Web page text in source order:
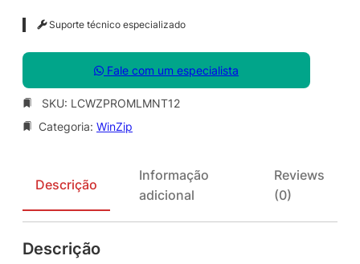
Suporte técnico especializado
Fale com um especialista
SKU: LCWZPROMLMNT12
Categoria: WinZip
Descrição
Informação
adicional
Reviews
(0)
Descrição